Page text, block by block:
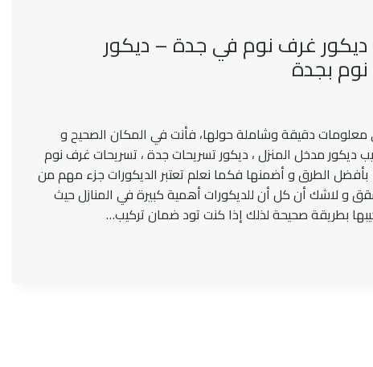
ديكور مداخل بجدة ت: 0545300912 ديكور غرف نوم في جدة – ديكور
بجدة
دقيقة وشاملة حولها، فأنت في المكان الصحيح و
ديكور مدخل المنزل ، ديكور تسريحات جدة ، تسريحات غرف نوم
الطرق و أضمنها فكما نعلم تعتبر الديكورات جزء مهم من
و لاشك أن كل أن للديكورات أهمية كبيرة في المنازل حيث
بطريقة صحيحة لذلك إذا كنت تود ضمان تركيب…